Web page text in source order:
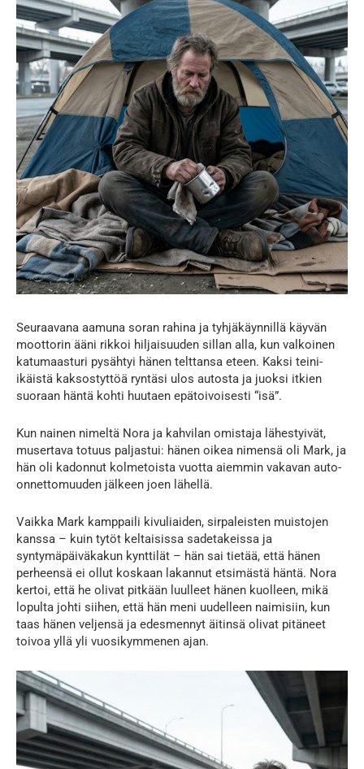
Seuraavana aamuna soran rahina ja tyhjäkäynnillä käyvän
moottorin ääni rikkoi hiljaisuuden sillan alla, kun valkoinen
katumaasturi pysähtyi hänen telttansa eteen. Kaksi teini-
ikäistä kaksostyttöä ryntäsi ulos autosta ja juoksi itkien
suoraan häntä kohti huutaen epätoivoisesti “isä”.
Kun nainen nimeltä Nora ja kahvilan omistaja lähestyivät,
musertava totuus paljastui: hänen oikea nimensä oli Mark, ja
hän oli kadonnut kolmetoista vuotta aiemmin vakavan auto-
onnettomuuden jälkeen joen lähellä.
Vaikka Mark kamppaili kivuliaiden, sirpaleisten muistojen
kanssa – kuin tytöt keltaisissa sadetakeissa ja
syntymäpäiväkakun kynttilät – hän sai tietää, että hänen
perheensä ei ollut koskaan lakannut etsimästä häntä. Nora
kertoi, että he olivat pitkään luulleet hänen kuolleen, mikä
lopulta johti siihen, että hän meni uudelleen naimisiin, kun
taas hänen veljensä ja edesmennyt äitinsä olivat pitäneet
toivoa yllä yli vuosikymmenen ajan.